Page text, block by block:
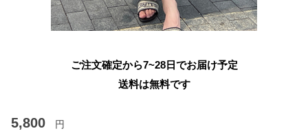
ご注文確定から7~28日でお届け予定
送料は無料です
5,800 円